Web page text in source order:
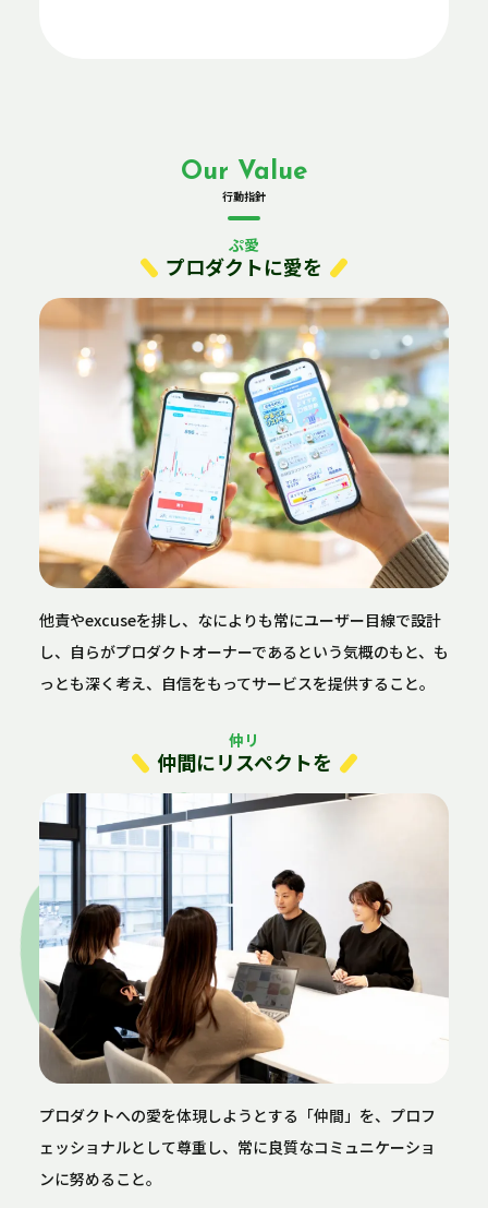
Our Value
行動指針
ぷ愛
プロダクトに愛を
他責やexcuseを排し、なによりも常にユーザー目線で設計
し、自らがプロダクトオーナーであるという気概のもと、も
っとも深く考え、自信をもってサービスを提供すること。
仲リ
仲間にリスペクトを
プロダクトへの愛を体現しようとする「仲間」を、プロフ
ェッショナルとして尊重し、常に良質なコミュニケーショ
ンに努めること。